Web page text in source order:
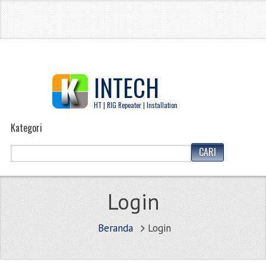
INTECH
HT | RIG Repeater | Installation
Kategori
Login
Beranda Login